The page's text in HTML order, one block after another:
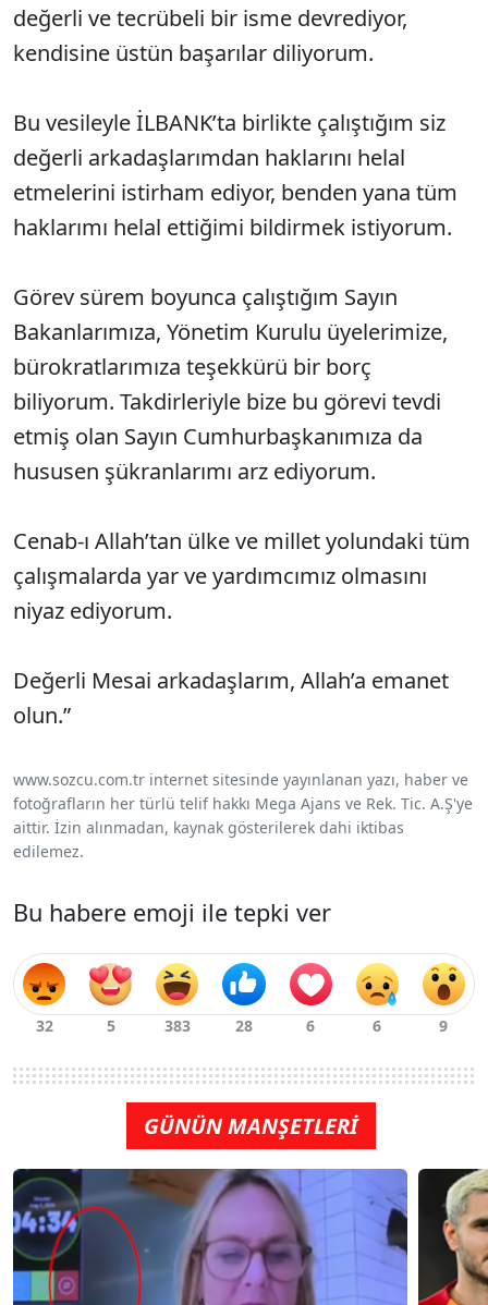
değerli ve tecrübeli bir isme devrediyor,
kendisine üstün başarılar diliyorum.
Bu vesileyle İLBANK’ta birlikte çalıştığım siz
değerli arkadaşlarımdan haklarını helal
etmelerini istirham ediyor, benden yana tüm
haklarımı helal ettiğimi bildirmek istiyorum.
Görev sürem boyunca çalıştığım Sayın
Bakanlarımıza, Yönetim Kurulu üyelerimize,
bürokratlarımıza teşekkürü bir borç
biliyorum. Takdirleriyle bize bu görevi tevdi
etmiş olan Sayın Cumhurbaşkanımıza da
hususen şükranlarımı arz ediyorum.
Cenab-ı Allah’tan ülke ve millet yolundaki tüm
çalışmalarda yar ve yardımcımız olmasını
niyaz ediyorum.
Değerli Mesai arkadaşlarım, Allah’a emanet
olun.”
www.sozcu.com.tr internet sitesinde yayınlanan yazı, haber ve
fotoğrafların her türlü telif hakkı Mega Ajans ve Rek. Tic. A.Ş'ye
aittir. İzin alınmadan, kaynak gösterilerek dahi iktibas
edilemez.
Bu habere emoji ile tepki ver
GÜNÜN MANŞETLERİ